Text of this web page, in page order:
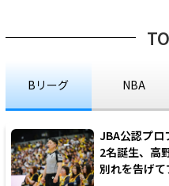
Bリーグ NBA
JBA公認プロ
2名誕生、高
別れを告げ